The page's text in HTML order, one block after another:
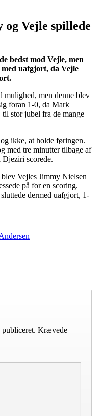
og Vejle spillede
bedst mod Vejle, men
uafgjort, da Vejle
mulighed, men denne blev
foran 1-0, da Mark
til stor jubel fra de mange
ikke, at holde føringen.
med tre minutter tilbage af
scorede.
Vejles Jimmy Nielsen
på for en scoring.
dermed uafgjort, 1-
Krævede